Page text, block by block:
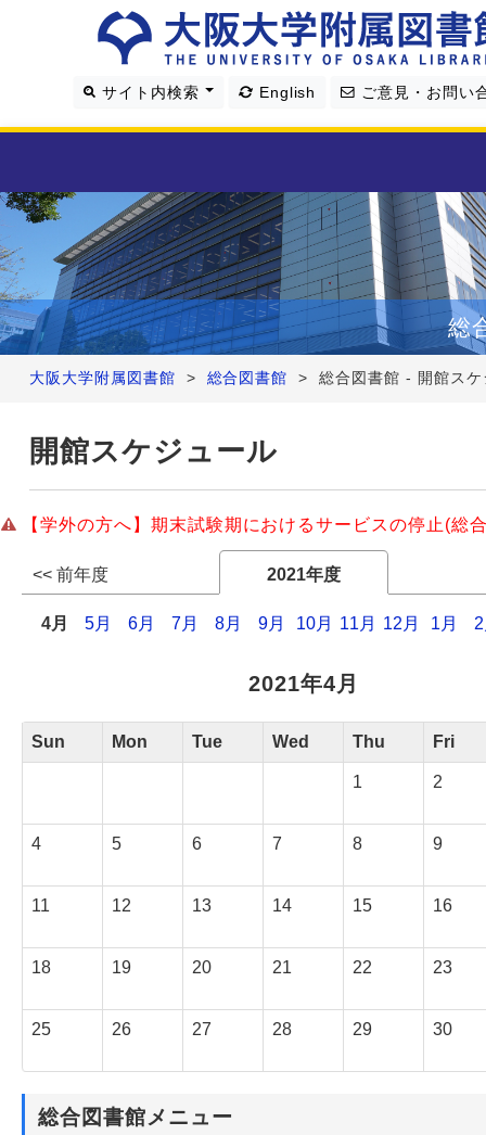
サイト内検索 English ご意見・お問い
利用案内
資料を探す
学習・研究支援
大阪大学附属図書館 > 総合図書館 > 総合図書館 - 開館スケ
総
開館スケジュール
【学外の方へ】期末試験期におけるサービスの停止(総
<< 前年度 2021年度
4月 5月 6月 7月 8月 9月 10月 11月 12月 1月
2021年4月
Sun Mon Tue Wed Thu Fri
1 2
4 5 6 7 8 9
11 12 13 14 15 16
18 19 20 21 22 23
25 26 27 28 29 30
総合図書館メニュー